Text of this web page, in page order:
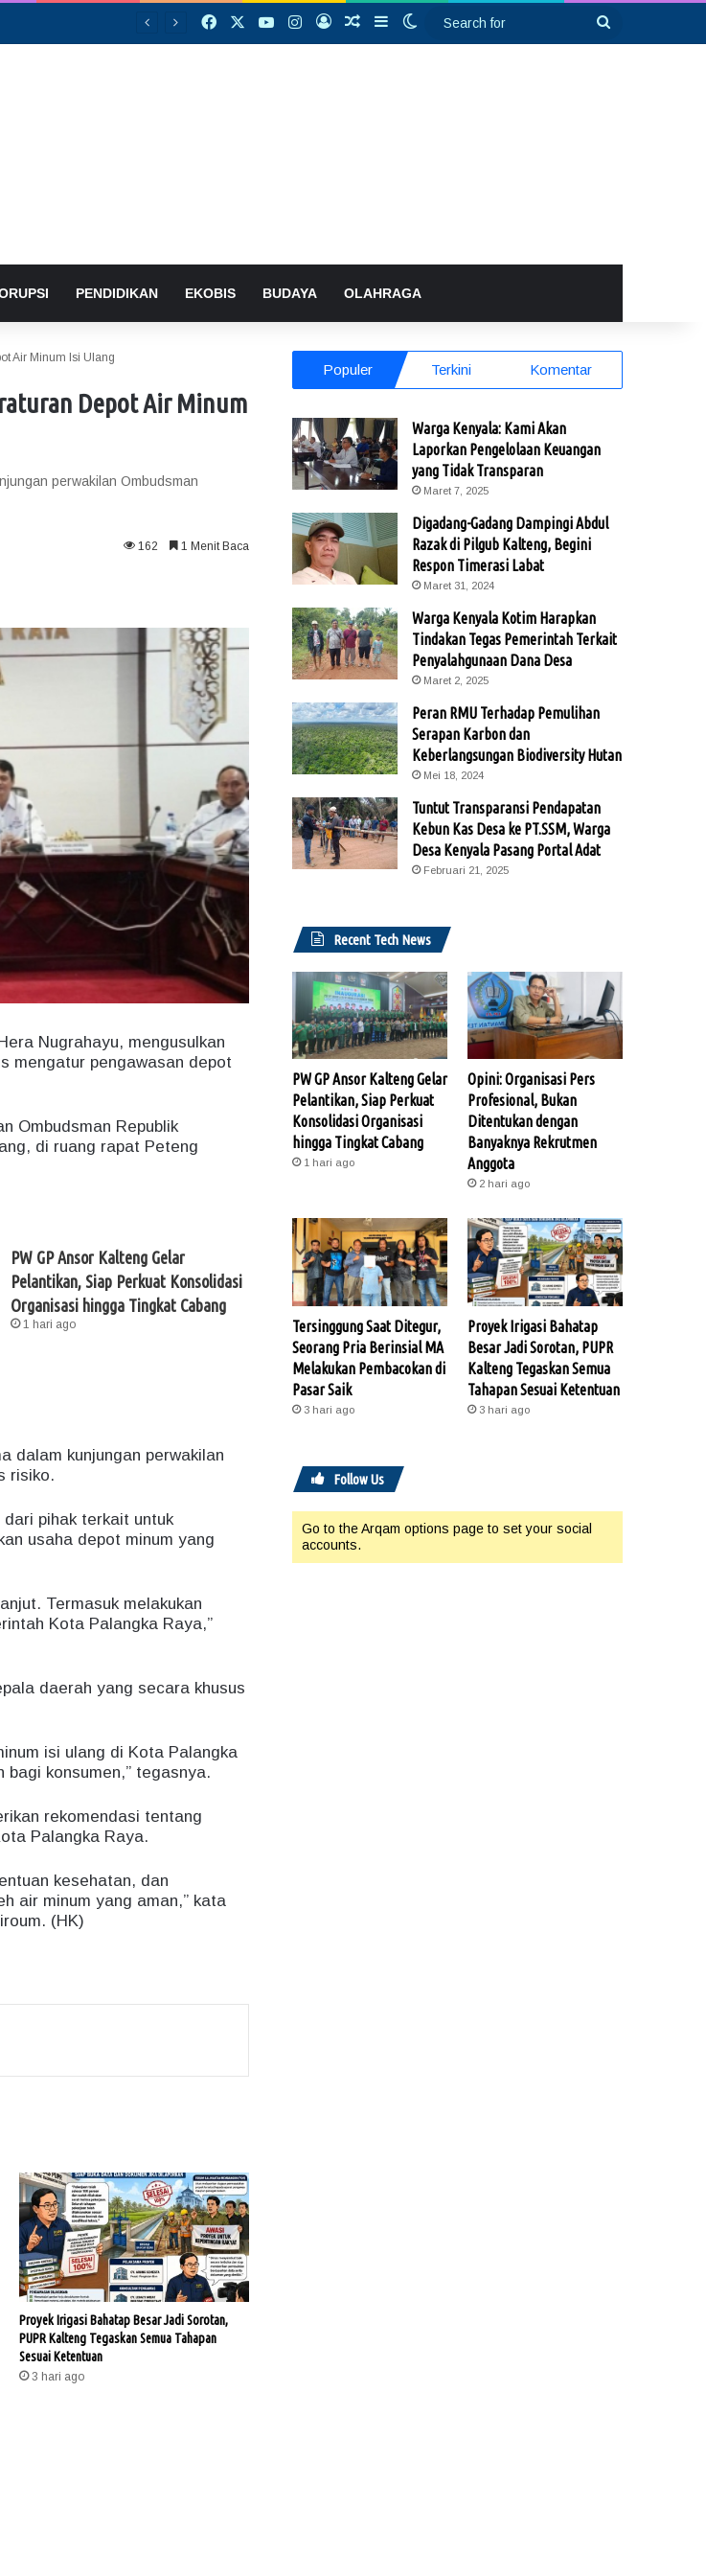
Facebook YouTubeInstagram
Log InRandom Article
SidebarSwitch skin
PENDIDIKAN EKOBIS BUDAYA OLAHRAGA
Air Minum Isi Ulang
Depot Air Minum
perwakilan Ombudsman
162 1 Menit Baca
Nugrahayu, mengusulkan
mengatur pengawasan depot
Ombudsman Republik
di ruang rapat Peteng
PW GP Ansor Kalteng Gelar
Pelantikan, Siap Perkuat Konsolidasi
Organisasi hingga Tingkat Cabang
1 hari ago
dalam kunjungan perwakilan
risiko.
pihak terkait untuk
usaha depot minum yang
Termasuk melakukan
Kota Palangka Raya,”
daerah yang secara khusus
isi ulang di Kota Palangka
konsumen,” tegasnya.
rekomendasi tentang
Palangka Raya.
kesehatan, dan
air minum yang aman,” kata
(HK)
Proyek Irigasi Bahatap Besar Jadi Sorotan,
PUPR Kalteng Tegaskan Semua Tahapan
Sesuai Ketentuan
3 hari ago
Populer Terkini Komentar
Warga Kenyala: Kami Akan
Laporkan Pengelolaan Keuangan
yang Tidak Transparan
Maret 7, 2025
Digadang-Gadang Dampingi Abdul
Razak di Pilgub Kalteng, Begini
Respon Timerasi Labat
Maret 31, 2024
Warga Kenyala Kotim Harapkan
Tindakan Tegas Pemerintah Terkait
Penyalahgunaan Dana Desa
Maret 2, 2025
Peran RMU Terhadap Pemulihan
Serapan Karbon dan
Keberlangsungan Biodiversity Hutan
Mei 18, 2024
Tuntut Transparansi Pendapatan
Kebun Kas Desa ke PT.SSM, Warga
Desa Kenyala Pasang Portal Adat
Februari 21, 2025
Recent Tech News
PW GP Ansor Kalteng Gelar
Pelantikan, Siap Perkuat
Konsolidasi Organisasi
hingga Tingkat Cabang
1 hari ago
Opini: Organisasi Pers
Profesional, Bukan
Ditentukan dengan
Banyaknya Rekrutmen
Anggota
2 hari ago
Tersinggung Saat Ditegur,
Seorang Pria Berinsial MA
Melakukan Pembacokan di
Pasar Saik
3 hari ago
Proyek Irigasi Bahatap
Besar Jadi Sorotan, PUPR
Kalteng Tegaskan Semua
Tahapan Sesuai Ketentuan
3 hari ago
Follow Us
Go to the Arqam options page to set your social
accounts.